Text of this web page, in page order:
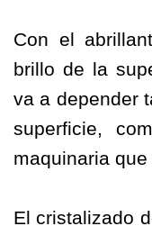
Con el
brillo de la
va a depender
superficie,
maquinaria
El cristalizado